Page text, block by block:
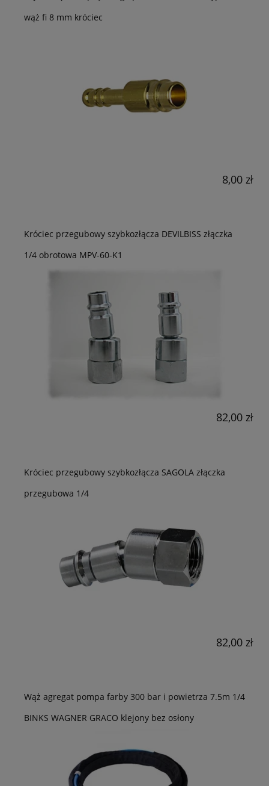
wąż fi 8 mm króciec
8,00 zł
Króciec przegubowy szybkozłącza DEVILBISS złączka
1/4 obrotowa MPV-60-K1
82,00 zł
Króciec przegubowy szybkozłącza SAGOLA złączka
przegubowa 1/4
82,00 zł
Wąż agregat pompa farby 300 bar i powietrza 7.5m 1/4
BINKS WAGNER GRACO klejony bez osłony